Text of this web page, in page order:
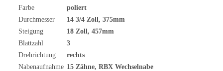
Farbe
poliert
Durchmesser
14 3/4 Zoll , 375mm
Steigung
18 Zoll, 457mm
Blattzahl
3
Drehrichtung
rechts
Nabenaufnahme 15 Zähne, RBX Wechselnabe